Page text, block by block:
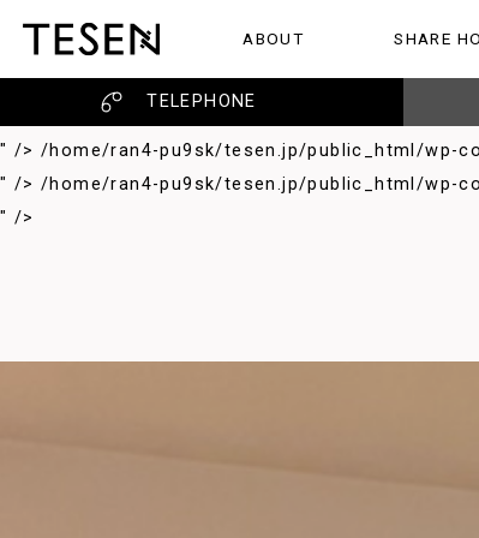
/home/ran4-pu9sk/tesen.jp/public_html/wp-
">/home/ran4-pu9sk/tesen.jp/public_html/wp-
/home/ran4-pu9sk/tesen.jp/public_html/wp-
" /> /home/ran4-pu9sk/tesen.jp/public_html/wp-
" /> /home/ran4-pu9sk/tesen.jp/public_html/wp-
" />
ABOUT
TESENのこと SHARE
シェアハウス レビュ
TELEPHONE